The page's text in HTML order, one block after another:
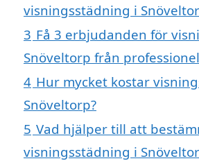
visningsstädning i
3 Få 3 erbjudanden för
Snöveltorp från
4 Hur mycket kostar
Snöveltorp?
5 Vad hjälper till att
visningsstädning i